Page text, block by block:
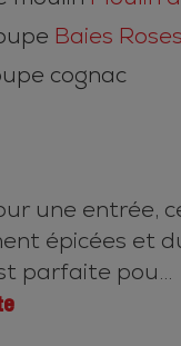
Baies
cognac
une entrée,
épicées et
parfaite pou...